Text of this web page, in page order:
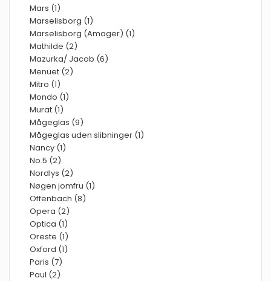
Mars (1)
Marselisborg (1)
Marselisborg (Amager) (1)
Mathilde (2)
Mazurka/ Jacob (6)
Menuet (2)
Mitro (1)
Mondo (1)
Murat (1)
Mågeglas (9)
Mågeglas uden slibninger (1)
Nancy (1)
No.5 (2)
Nordlys (2)
Nøgen jomfru (1)
Offenbach (8)
Opera (2)
Optica (1)
Oreste (1)
Oxford (1)
Paris (7)
Paul (2)